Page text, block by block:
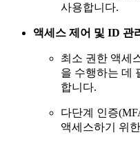
사용합니다.
액세스 제어 및 ID 관
최소 권한 액세
을 수행하는 데
합니다.
다단계 인증
액세스하기 위